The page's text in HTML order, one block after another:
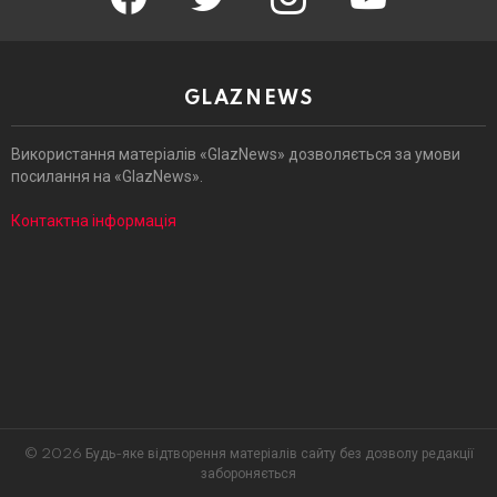
GLAZNEWS
Використання матеріалів «GlazNews» дозволяється за умови
посилання на «GlazNews».
Контактна інформація
© 2026 Будь-яке відтворення матеріалів сайту без дозволу редакції
забороняється